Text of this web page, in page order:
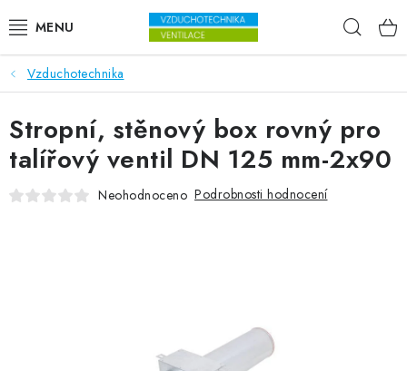
VENTILÁTORY
VZDUCHOTECHNIKA
REKUPERACE
Vzduchotechnika
Stropní, stěnový box rovný pro
talířový ventil DN 125 mm-2x90
Neohodnoceno Podrobnosti hodnocení